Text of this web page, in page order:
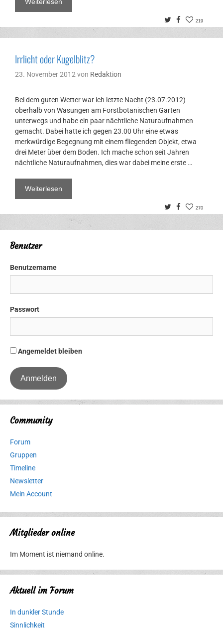
TwitterFacebook
219
Irrlicht oder Kugelblitz?
23. November 2012 von Redaktion
Bei dem guten Wetter war ich letzte Nacht (23.07.2012)
oberhalb von Wasungen am Forstbotanischen Garten
unterwegs und habe ein paar nächtliche Naturaufnahmen
gemacht. Dabei hatte ich gegen 23.00 Uhr eine etwas
merkwürdige Begegnung mit einem fliegenden Objekt, etwa
drei Meter über dem Boden. Ich mache schon seit Jahren
nächtliche Naturaufnahmen, dies war dabei meine erste …
Weiterlesen
TwitterFacebook
270
Benutzer
Benutzername
Passwort
Angemeldet bleiben
Community
Forum
Gruppen
Timeline
Newsletter
Mein Account
Mitglieder online
Im Moment ist niemand online.
Aktuell im Forum
In dunkler Stunde
Sinnlichkeit